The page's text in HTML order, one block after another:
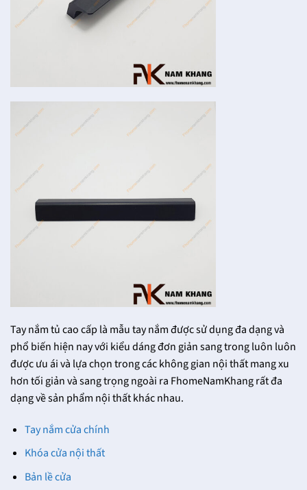
Tay nắm tủ cao cấp là mẫu tay nắm được sử dụng đa dạng và
phổ biến hiện nay với kiểu dáng đơn giản sang trong luôn luôn
được ưu ái và lựa chọn trong các không gian nội thất mang xu
hơn tối giản và sang trọng ngoài ra FhomeNamKhang rất đa
dạng về sản phẩm nội thất khác nhau.
Tay nắm cửa chính
Khóa cửa nội thất
Bản lề cửa